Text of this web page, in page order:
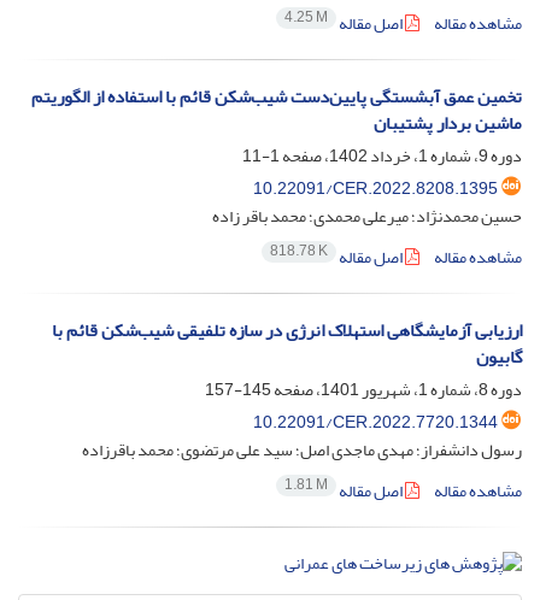
مشاهده مقاله
اصل مقاله 4.25 M
تخمین عمق آبشستگی پایین‌دست شیب‌شکن قائم با استفاده از الگوریتم
ماشین بردار پشتیبان
دوره 9، شماره 1، خرداد 1402، صفحه
1-11
10.22091/CER.2022.8208.1395
حسین محمدنژاد؛ میرعلی محمدی؛ محمد باقر زاده
مشاهده مقاله
اصل مقاله 818.78 K
ارزیابی آزمایشگاهی استهلاک انرژی در سازه تلفیقی شیب‌شکن قائم با
گابیون
دوره 8، شماره 1، شهریور 1401، صفحه
145-157
10.22091/CER.2022.7720.1344
رسول دانشفراز؛ مهدی ماجدی اصل؛ سید علی مرتضوی؛ محمد باقرزاده
مشاهده مقاله
اصل مقاله 1.81 M